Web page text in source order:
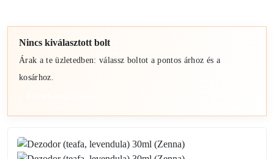
Nincs kiválasztott bolt
Árak a te üzletedben: válassz boltot a pontos árhoz és a
kosárhoz.